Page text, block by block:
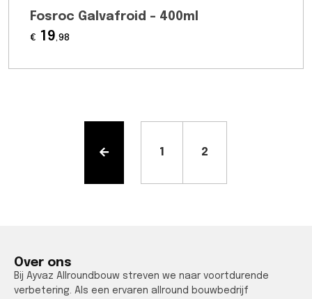
Fosroc Galvafroid – 400ml
€ 19,98
1 2
Over ons
Bij Ayvaz Allroundbouw streven we naar voortdurende
verbetering. Als een ervaren allround bouwbedrijf